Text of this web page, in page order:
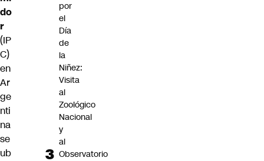
do
r
(IP
C)
en
Ar
ge
nti
na
se
ub
por
el
Día
de
la
Niñez:
Visita
al
Zoológico
Nacional
y
al
Observatorio